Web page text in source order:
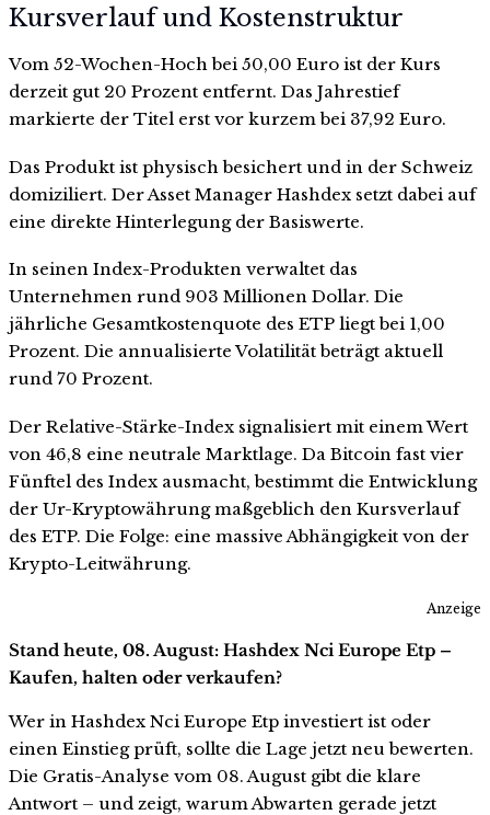
Kursverlauf und Kostenstruktur
Vom 52-Wochen-Hoch bei 50,00 Euro ist der Kurs
derzeit gut 20 Prozent entfernt. Das Jahrestief
markierte der Titel erst vor kurzem bei 37,92 Euro.
Das Produkt ist physisch besichert und in der Schweiz
domiziliert. Der Asset Manager Hashdex setzt dabei auf
eine direkte Hinterlegung der Basiswerte.
In seinen Index-Produkten verwaltet das
Unternehmen rund 903 Millionen Dollar. Die
jährliche Gesamtkostenquote des ETP liegt bei 1,00
Prozent. Die annualisierte Volatilität beträgt aktuell
rund 70 Prozent.
Der Relative-Stärke-Index signalisiert mit einem Wert
von 46,8 eine neutrale Marktlage. Da Bitcoin fast vier
Fünftel des Index ausmacht, bestimmt die Entwicklung
der Ur-Kryptowährung maßgeblich den Kursverlauf
des ETP. Die Folge: eine massive Abhängigkeit von der
Krypto-Leitwährung.
Anzeige
Stand heute, 08. August: Hashdex Nci Europe Etp –
Kaufen, halten oder verkaufen?
Wer in Hashdex Nci Europe Etp investiert ist oder
einen Einstieg prüft, sollte die Lage jetzt neu bewerten.
Die Gratis-Analyse vom 08. August gibt die klare
Antwort – und zeigt, warum Abwarten gerade jetzt